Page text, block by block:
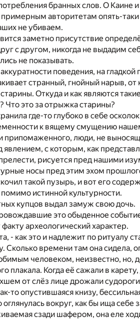
бранных слов. О Каине
авторитетам опять-
не убиваем.
заметно присутствие
с другом, никогда не выдадим
не показывать.
поведения, на
странный, гнойный нарыв, от
Откуда и как являются
Что это за отрыжка старины?
где-то глубоко в себе
к вящему смущению
припомаженного, люди, не
с которым, как
рисуется пред нашими
носы пред этим эхом
такой пузырь, и вот его
истинной культурности.
купцов выдал замуж свою дочь.
это обыденное
археологический характер.
- как это и надлежит по ритуалу
Сколько времени там она сидела,
человеком, неизвестно, но,
плакала. Когда её сажали в
от слёз лице дрожали
то опустившаяся книзу,
вокруг, как бы ища себе
сзади шафером, она еле